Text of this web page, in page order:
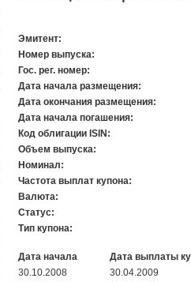
Эмитент:
Номер выпуска:
Гос. рег. номер:
Дата начала размещения:
Дата окончания размещения:
Дата начала погашения:
Код облигации ISIN:
Объем выпуска:
Номинал:
Частота выплат купона:
Валюта:
Статус:
Тип купона:
Дата начала
Дата выплаты
30.10.2008
30.04.2009